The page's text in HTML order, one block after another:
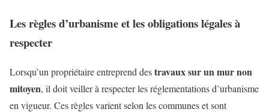
Les règles d’urbanisme et les obligations légales à
respecter
Lorsqu’un propriétaire entreprend destravaux sur un mur non
mitoyen, il doit veiller à respecter les réglementations d’urbanisme
en vigueur. Ces règles varient selon les communes et sont